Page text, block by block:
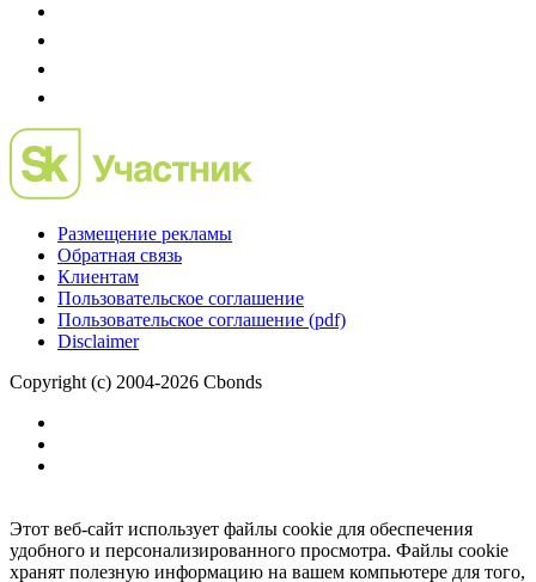
Размещение рекламы
Обратная связь
Клиентам
Пользовательское соглашение
Пользовательское соглашение (pdf)
Disclaimer
Copyright (c) 2004-2026 Cbonds
Этот веб-сайт использует файлы cookie для обеспечения
удобного и персонализированного просмотра. Файлы cookie
хранят полезную информацию на вашем компьютере для того,